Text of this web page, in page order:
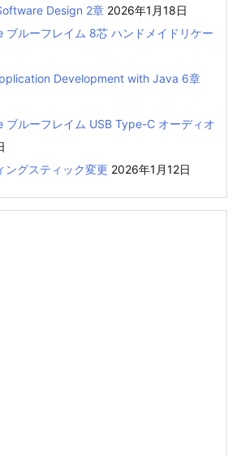
Design 2章 2026年1月18日
ブルーフレイム 8芯 ハンドメイドリケー
Development with Java 6章
ブルーフレイム USB Type-C オーディオ
ングスティック変更 2026年1月12日